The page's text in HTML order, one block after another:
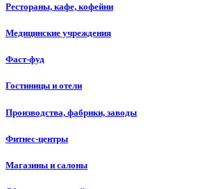
Рестораны, кафе, кофейни
Медицинские учреждения
Фаст-фуд
Гостиницы и отели
Производства, фабрики, заводы
Фитнес-центры
Магазины и салоны